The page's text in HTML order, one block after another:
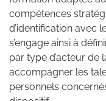
compétences
d’identification avec
s’engage ainsi à
par type d’acteur de
accompagner les
personnels